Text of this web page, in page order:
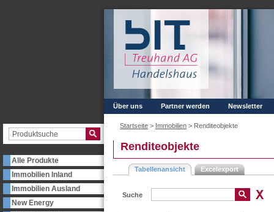
Alle Produkte
Immobilien Inland
Immobilien Ausland
New Energy
Über uns Partner werden Newsletter
Startseite > Immobilien > Renditeobjekte
Renditeobjekte
Tabellenansicht Excelexport
Suche